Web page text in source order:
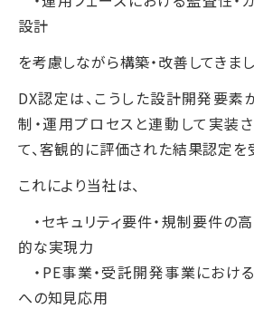
設計
を考慮しながら構築・改善してきまし
DX認定は、こうした設計開発要素
制・運用プロセスと連動して実装
て、客観的に評価された結果認定を
これにより当社は、
・セキュリティ要件・規制要件の
的な実現力
・PE事業・受託開発事業におけ
への知見応用